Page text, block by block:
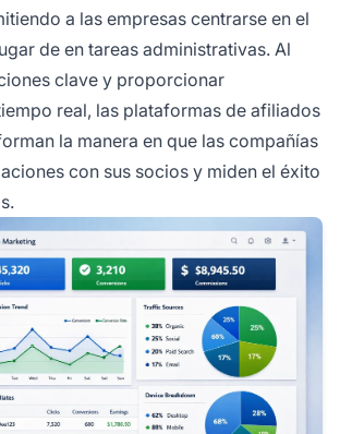
a las empresas centrarse en el
de en tareas administrativas. Al
clave y proporcionar
real, las plataformas de afiliados
la manera en que las compañías
con sus socios y miden el éxito